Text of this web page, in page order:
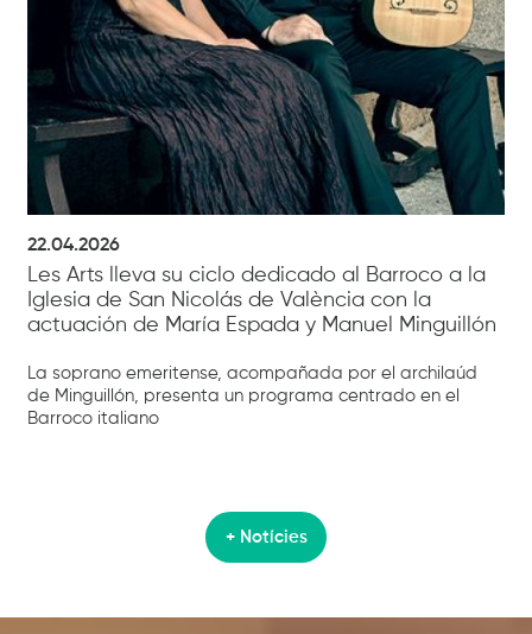
22.04.2026
Les Arts lleva su ciclo dedicado al Barroco a la
Iglesia de San Nicolás de València con la
actuación de María Espada y Manuel Minguillón
La soprano emeritense, acompañada por el archilaúd
de Minguillón, presenta un programa centrado en el
Barroco italiano
+ Notícies